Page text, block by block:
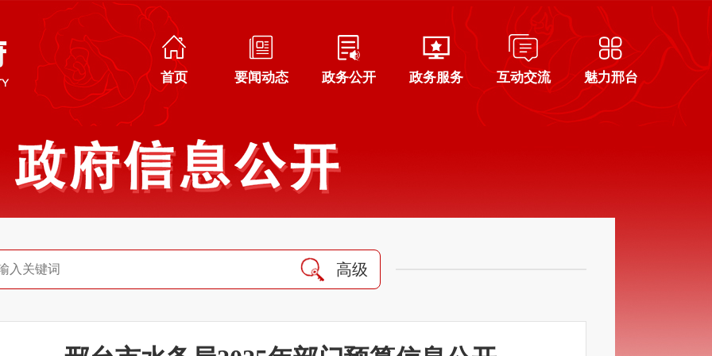
首页 要闻动态 政务公开 政务服务 互动交流 魅力邢台
高级